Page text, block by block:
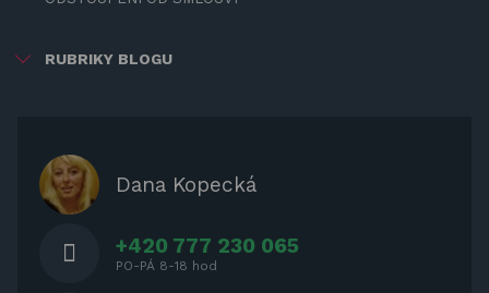
RUBRIKY BLOGU
OCHRANNÉ KRYTY NA ZAHRADNÍ
NÁBYTEK
Dana Kopecká
+420 777 230 065
PO-PÁ 8-18 hod